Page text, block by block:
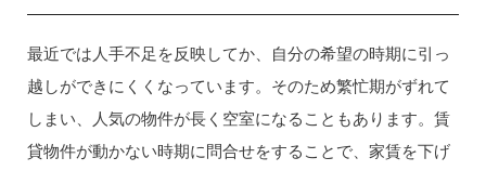
最近では人手不足を反映してか、自分の希望の時期に引っ
越しができにくくなっています。そのため繁忙期がずれて
しまい、人気の物件が長く空室になることもあります。賃
貸物件が動かない時期に問合せをすることで、家賃を下げ